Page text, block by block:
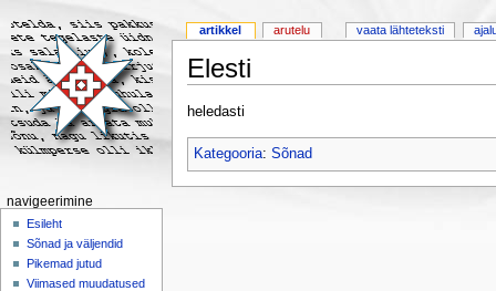
Elesti
heledasti
Kategooria: Sõnad
artikkel arutelu vaata lähteteksti
navigeerimine
Esileht
Sõnad ja väljendid
Pikemad jutud
Viimased muudatused